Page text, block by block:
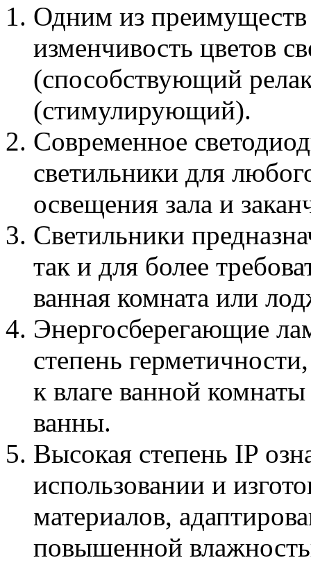
Одним из преимуществ
изменчивость цветов
(способствующий
(стимулирующий).
Современное
светильники для
освещения зала и
Светильники
так и для более
ванная комната или
Энергосберегающие
степень
к влаге ванной
ванны.
Высокая степень IP
использовании и
материалов,
повышенной